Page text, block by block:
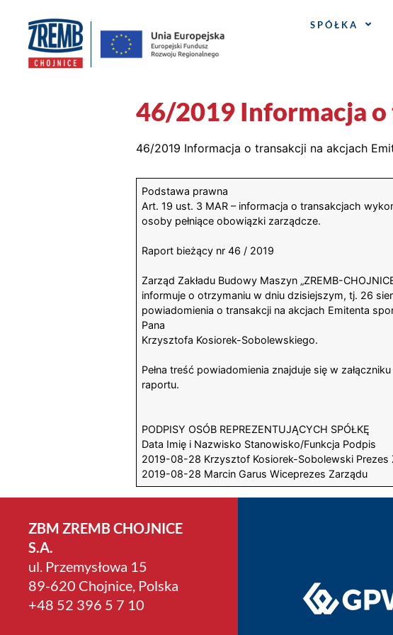
SPÓŁKA
46/2019 Informacja
46/2019 Informacja o transakcji na akcjach
Podstawa prawna
Art. 19 ust. 3 MAR – informacja o transakcjach
osoby pełniące obowiązki zarządcze.
Raport bieżący nr 46 / 2019
Zarząd Zakładu Budowy Maszyn „ZREMB-
informuje o otrzymaniu w dniu dzisiejszym, tj. 26
powiadomienia o transakcji na akcjach Emitenta
Pana
Krzysztofa Kosiorek-Sobolewskiego.
Pełna treść powiadomienia znajduje się w
raportu.
PODPISY OSÓB REPREZENTUJĄCYCH SPÓŁKĘ
Data Imię i Nazwisko Stanowisko/Funkcja Podpis
2019-08-28 Krzysztof Kosiorek-Sobolewski Prezes
2019-08-28 Marcin Garus Wiceprezes Zarządu
ZBM ZREMB CHOJNICE
S.A.
ul. Przemysłowa 15
89-620 Chojnice, Polska
+4­8 52 396 5 7 10